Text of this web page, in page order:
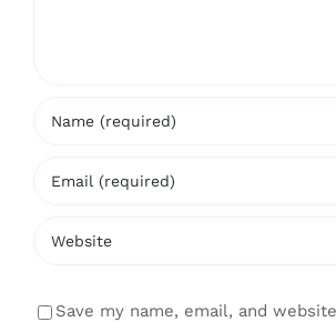
Save my name, email, and